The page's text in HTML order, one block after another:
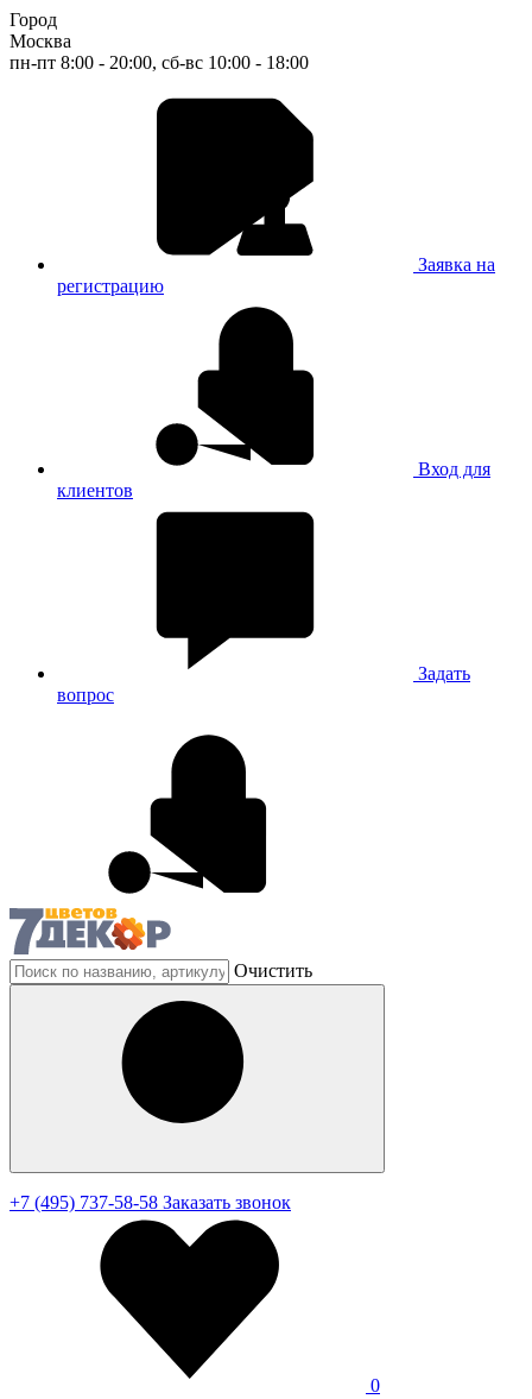
Город
Москва
пн-пт 8:00 - 20:00, сб-вс 10:00 - 18:00
Заявка на
регистрацию
Вход для
клиентов
Задать
вопрос
Очистить
+7 (495) 737-58-58 Заказать звонок
0